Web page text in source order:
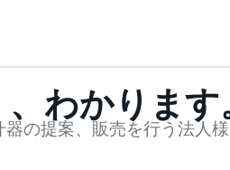
わかります
の提案、販売を行う法人